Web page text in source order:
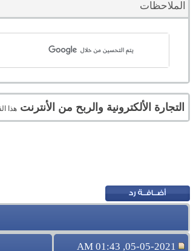
الملاحظات
التجارة الألكترونية والربح من الأنترنت هذا
05-05-2021, 01:43 AM